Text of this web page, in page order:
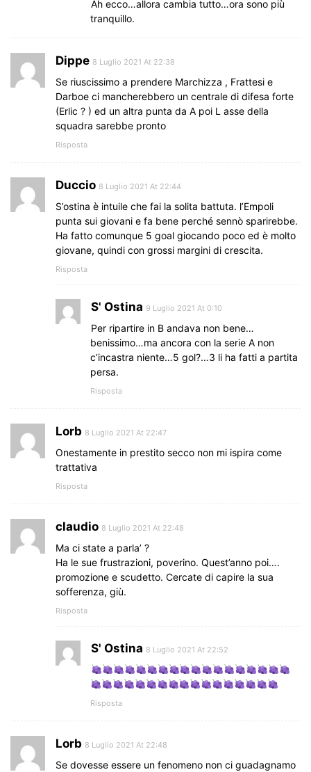
Ah ecco…allora cambia tutto…ora sono più
tranquillo.
Dippe 8 Luglio 2021 At 22:38
Se riuscissimo a prendere Marchizza , Frattesi e
Darboe ci mancherebbero un centrale di difesa forte
(Erlic ? ) ed un altra punta da A poi L asse della
squadra sarebbe pronto
Risposta
Duccio 8 Luglio 2021 At 22:44
S’ostina è intuile che fai la solita battuta. l’Empoli
punta sui giovani e fa bene perché sennò sparirebbe.
Ha fatto comunque 5 goal giocando poco ed è molto
giovane, quindi con grossi margini di crescita.
Risposta
S' Ostina 9 Luglio 2021 At 0:10
Per ripartire in B andava non bene…
benissimo…ma ancora con la serie A non
c’incastra niente…5 gol?…3 li ha fatti a partita
persa.
Risposta
Lorb 8 Luglio 2021 At 22:47
Onestamente in prestito secco non mi ispira come
trattativa
Risposta
claudio 8 Luglio 2021 At 22:48
Ma ci state a parla’ ?
Ha le sue frustrazioni, poverino. Quest’anno poi….
promozione e scudetto. Cercate di capire la sua
sofferenza, giù.
Risposta
S' Ostina 8 Luglio 2021 At 22:52
Risposta
Lorb 8 Luglio 2021 At 22:48
Se dovesse essere un fenomeno non ci guadagnamo